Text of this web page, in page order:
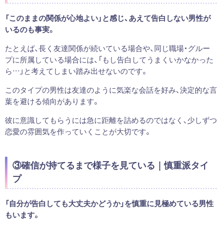
「このままの関係が心地よい」と感じ、あえて告白しない男性が
いるのも事実。
たとえば、長く友達関係が続いている場合や、同じ職場・グルー
プに所属している場合には、「もし告白してうまくいかなかった
ら…」と考えてしまい踏み出せないのです。
このタイプの男性は友達のように気楽な会話を好み、決定的な言
葉を避ける傾向があります。
彼に意識してもらうには急に距離を詰めるのではなく、少しずつ
恋愛の雰囲気を作っていくことが大切です。
③確信が持てるまで様子を見ている｜慎重派タイ
プ
「自分が告白しても大丈夫かどうか」を慎重に見極めている男性
もいます。